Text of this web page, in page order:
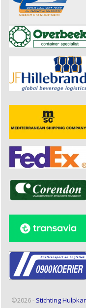
©2026 - Stichting